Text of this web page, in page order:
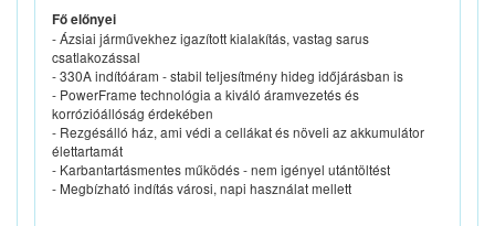
Fő előnyei
- Ázsiai járművekhez igazított kialakítás, vastag sarus
csatlakozással
- 330A indítóáram - stabil teljesítmény hideg időjárásban is
- PowerFrame technológia a kiváló áramvezetés és
korrózióállóság érdekében
- Rezgésálló ház, ami védi a cellákat és növeli az akkumulátor
élettartamát
- Karbantartásmentes működés - nem igényel utántöltést
- Megbízható indítás városi, napi használat mellett